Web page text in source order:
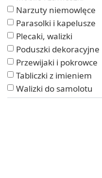
Narzuty niemowlęce
Parasolki i kapelusze
Plecaki, walizki
Poduszki dekoracyjne
Przewijaki i pokrowce
Tabliczki z imieniem
Walizki do samolotu